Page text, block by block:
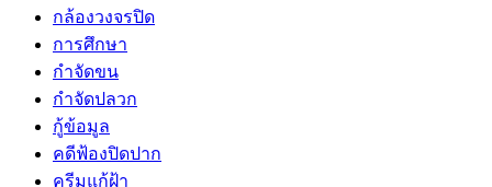
กล้องวงจรปิด
การศึกษา
กำจัดขน
กำจัดปลวก
กู้ข้อมูล
คดีฟ้องปิดปาก
ครีมแก้ฝ้า